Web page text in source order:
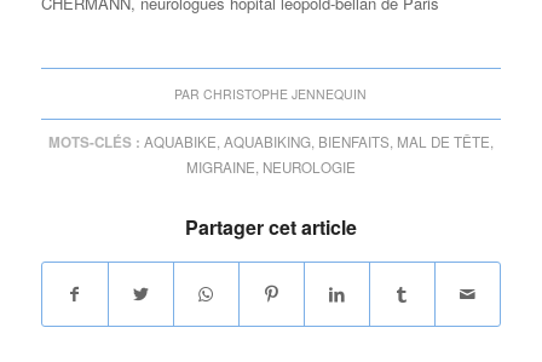
PARCHRISTOPHE JENNEQUIN
MOTS-CLÉS : AQUABIKE,AQUABIKING, BIENFAITS, MAL DE TÊTE,
MIGRAINE, NEUROLOGIE
Partager cet article